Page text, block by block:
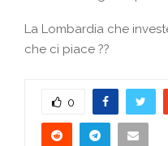
La Lombardia che
che ci piace ??
0